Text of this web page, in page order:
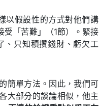
以假設性的方式對他們講
受「苦難」（1節）。緊接
、只知積攢錢財、虧欠工
簡單方法。因此，我們可
大部分的談論相似，他主